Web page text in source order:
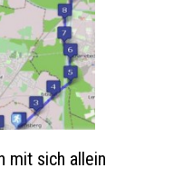
mit sich allein